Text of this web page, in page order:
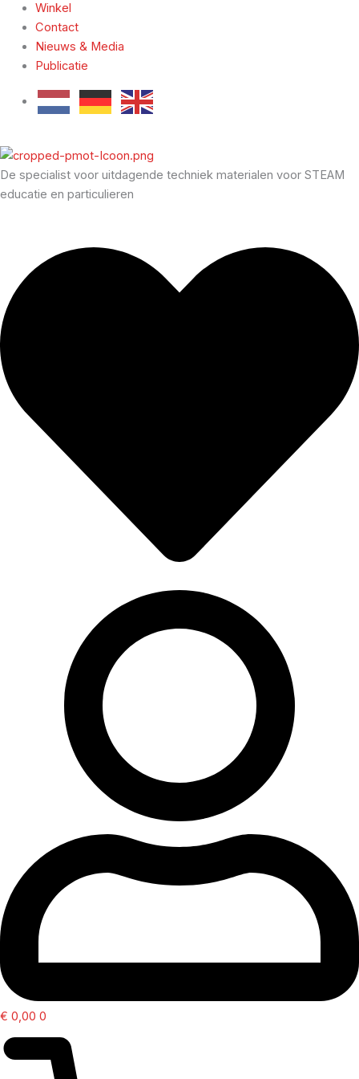
Winkel
Contact
Nieuws & Media
Publicatie
De specialist voor uitdagende techniek materialen voor STEAM
educatie en particulieren
€ 0,00 0